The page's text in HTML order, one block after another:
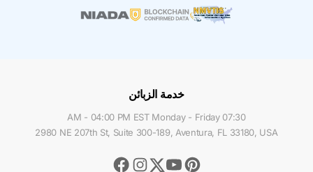
خدمة الزبائن
07:30 AM - 04:00 PM EST Monday - Friday
2980 NE 207th St, Suite 300-189, Aventura, FL 33180, USA
Facebook
Instagram
TwitterYoutubePinterest